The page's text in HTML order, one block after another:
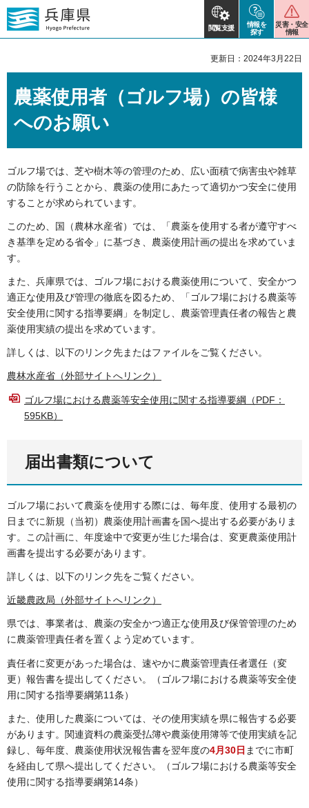
閲覧支援
情報を
探す
災害・安全
情報
更新日：2024年3月22日
農薬使用者（ゴルフ場）の皆様
へのお願い
ゴルフ場では、芝や樹木等の管理のため、広い面積で病害虫や雑草
の防除を行うことから、農薬の使用にあたって適切かつ安全に使用
することが求められています。
このため、国（農林水産省）では、「農薬を使用する者が遵守すべ
き基準を定める省令」に基づき、農薬使用計画の提出を求めていま
す。
また、兵庫県では、ゴルフ場における農薬使用について、安全かつ
適正な使用及び管理の徹底を図るため、「ゴルフ場における農薬等
安全使用に関する指導要綱」を制定し、農薬管理責任者の報告と農
薬使用実績の提出を求めています。
詳しくは、以下のリンク先またはファイルをご覧ください。
農林水産省（外部サイトへリンク）
ゴルフ場における農薬等安全使用に関する指導要綱（PDF：
595KB）
届出書類について
ゴルフ場において農薬を使用する際には、毎年度、使用する最初の
日までに新規（当初）農薬使用計画書を国へ提出する必要がありま
す。この計画に、年度途中で変更が生じた場合は、変更農薬使用計
画書を提出する必要があります。
詳しくは、以下のリンク先をご覧ください。
近畿農政局（外部サイトへリンク）
県では、事業者は、農薬の安全かつ適正な使用及び保管管理のため
に農薬管理責任者を置くよう定めています。
責任者に変更があった場合は、速やかに農薬管理責任者選任（変
更）報告書を提出してください。（ゴルフ場における農薬等安全使
用に関する指導要綱第11条）
また、使用した農薬については、その使用実績を県に報告する必要
があります。関連資料の農薬受払簿や農薬使用簿等で使用実績を記
録し、毎年度、農薬使用状況報告書を翌年度の4月30日 までに市町
を経由して県へ提出してください。（ゴルフ場における農薬等安全
使用に関する指導要綱第14条）